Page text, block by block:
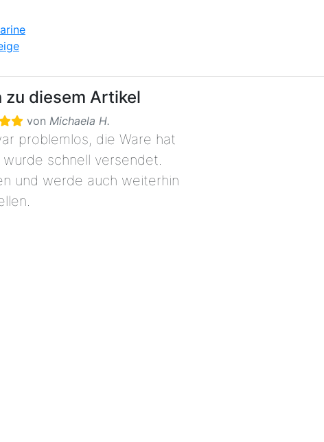
zu diesem Artikel
von Michaela H.
problemlos, die Ware hat
schnell versendet.
und werde auch weiterhin